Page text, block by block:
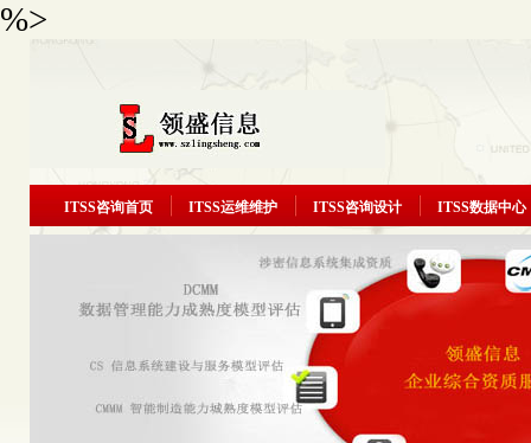
%>
ITSS咨询首页 ITSS运维维护 ITSS咨询设计 ITSS数据中心